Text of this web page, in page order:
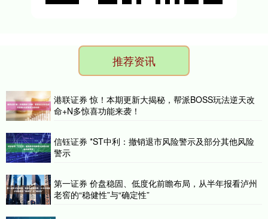
推荐资讯
港联证券 惊！本期更新大揭秘，帮派BOSS玩法逆天改
命+N多惊喜功能来袭！
信钰证券 *ST中利：撤销退市风险警示及部分其他风险
警示
第一证券 价盘稳固、低度化前瞻布局，从半年报看泸州
老窖的“稳健性”与“确定性”